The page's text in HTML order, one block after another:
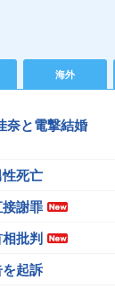
海外
奈と電撃結婚
死亡
謝罪
批判
起訴